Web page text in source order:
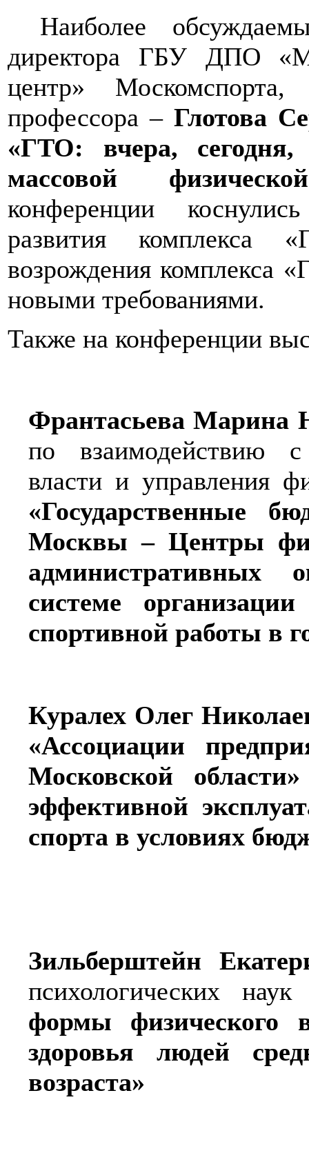
Наиболее
директора ГБУ ДПО
центр»
профессора – Глотова
«ГТО: вчера,
массовой
конференции
развития комплекса
возрождения комплекса
новыми требованиями.
Также на конференции
Франтасьева Марина
по взаимодействию с
власти и управления
«Государственные
Москвы – Центры
системе
спортивной работы в
Куралех Олег
«Ассоциации
Московской
эффективной
спорта в условиях
Зильберштейн
психологических
формы физического
здоровья людей
возраста»